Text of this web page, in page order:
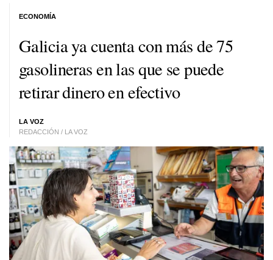
Galicia ya cuenta con más de 75
gasolineras en las que se puede
retirar dinero en efectivo
LA VOZ
REDACCIÓN / LA VOZ
ECONOMÍA